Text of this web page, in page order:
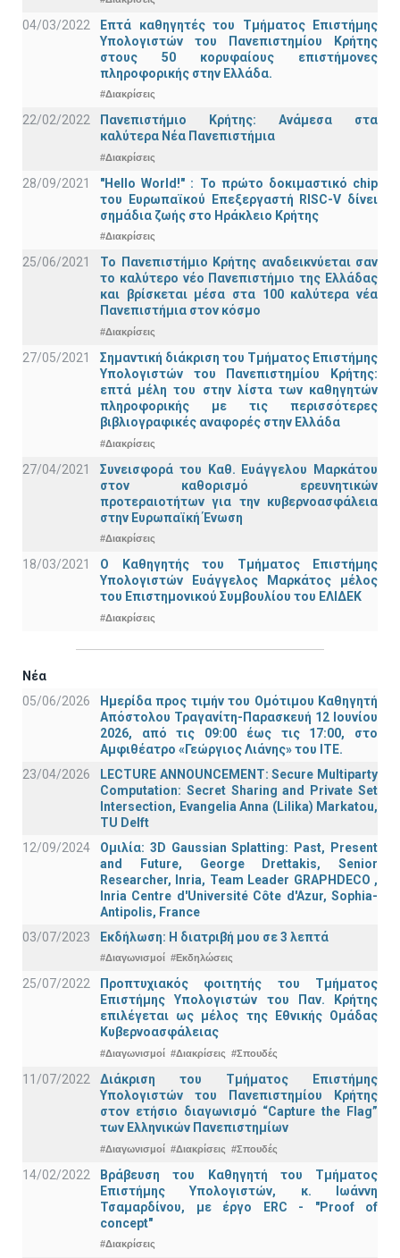
04/03/2022
Επτά καθηγητές του Τμήματος Επιστήμης
Υπολογιστών του Πανεπιστημίου Κρήτης
στους 50 κορυφαίους επιστήμονες
πληροφορικής στην Ελλάδα.
#Διακρίσεις
22/02/2022
Πανεπιστήμιο Κρήτης: Ανάμεσα στα
καλύτερα Νέα Πανεπιστήμια
#Διακρίσεις
28/09/2021
"Hello World!" : Το πρώτο δοκιμαστικό chip
του Ευρωπαϊκού Επεξεργαστή RISC-V δίνει
σημάδια ζωής στο Ηράκλειο Κρήτης
#Διακρίσεις
25/06/2021
Το Πανεπιστήμιο Κρήτης αναδεικνύεται σαν
το καλύτερο νέο Πανεπιστήμιο της Ελλάδας
και βρίσκεται μέσα στα 100 καλύτερα νέα
Πανεπιστήμια στον κόσμο
#Διακρίσεις
27/05/2021
Σημαντική διάκριση του Τμήματος Επιστήμης
Υπολογιστών του Πανεπιστημίου Κρήτης:
επτά μέλη του στην λίστα των καθηγητών
πληροφορικής με τις περισσότερες
βιβλιογραφικές αναφορές στην Ελλάδα
#Διακρίσεις
27/04/2021
Συνεισφορά του Καθ. Ευάγγελου Μαρκάτου
στον καθορισμό ερευνητικών
προτεραιοτήτων για την κυβερνοασφάλεια
στην Ευρωπαϊκή Ένωση
#Διακρίσεις
18/03/2021
Ο Καθηγητής του Τμήματος Επιστήμης
Υπολογιστών Ευάγγελος Μαρκάτος μέλος
του Επιστημονικού Συμβουλίου του ΕΛΙΔΕΚ
#Διακρίσεις
Νέα
05/06/2026
Ημερίδα προς τιμήν του Ομότιμου Καθηγητή
Απόστολου Τραγανίτη-Παρασκευή 12 Ιουνίου
2026, από τις 09:00 έως τις 17:00, στο
Αμφιθέατρο «Γεώργιος Λιάνης» του ΙΤΕ.
23/04/2026
LECTURE ANNOUNCEMENT: Secure Multiparty
Computation: Secret Sharing and Private Set
Intersection, Evangelia Anna (Lilika) Markatou,
TU Delft
12/09/2024
Ομιλία: 3D Gaussian Splatting: Past, Present
and Future, George Drettakis, Senior
Researcher, Inria, Team Leader GRAPHDECO ,
Inria Centre d'Université Côte d'Azur, Sophia-
Antipolis, France
03/07/2023
Εκδήλωση: Η διατριβή μου σε 3 λεπτά
#Διαγωνισμοί #Εκδηλώσεις
25/07/2022
Προπτυχιακός φοιτητής του Τμήματος
Επιστήμης Υπολογιστών του Παν. Κρήτης
επιλέγεται ως μέλος της Εθνικής Ομάδας
Κυβερνοασφάλειας
#Διαγωνισμοί #Διακρίσεις #Σπουδές
11/07/2022
Διάκριση του Τμήματος Επιστήμης
Υπολογιστών του Πανεπιστημίου Κρήτης
στον ετήσιο διαγωνισμό “Capture the Flag”
των Ελληνικών Πανεπιστημίων
#Διαγωνισμοί #Διακρίσεις #Σπουδές
14/02/2022
Βράβευση του Καθηγητή του Τμήματος
Επιστήμης Υπολογιστών, κ. Ιωάννη
Τσαμαρδίνου, με έργο ERC - "Proof of
concept"
#Διακρίσεις